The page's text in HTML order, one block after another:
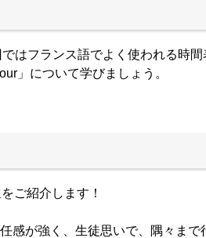
ではフランス語でよく使われる時間
」について学びましょう。
をご紹介します！
感が強く、生徒思いで、隅々まで